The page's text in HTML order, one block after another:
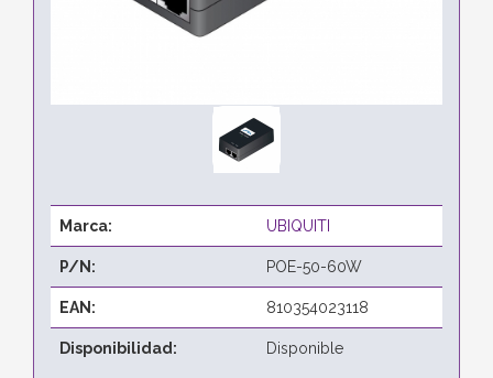
Marca: UBIQUITI
P/N: POE-50-60W
EAN: 810354023118
Disponibilidad: Disponible